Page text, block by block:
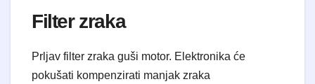
Filter zraka
Prljav filter zraka guši motor. Elektronika će
pokušati kompenzirati manjak zraka